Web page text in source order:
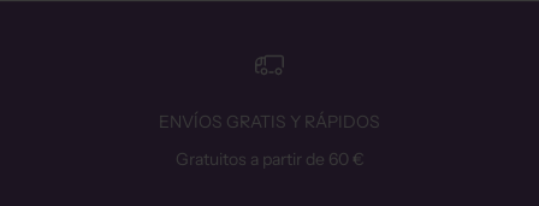
ENVÍOS GRATIS Y RÁPIDOS
Gratuitos a partir de 60 €